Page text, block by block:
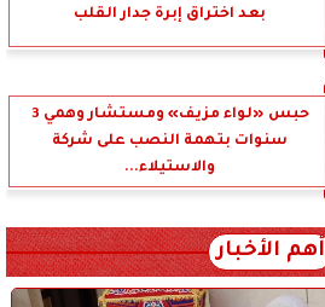
بعد اختراق إبرة جدار القلب
حبس «لواء مزيف» ومستشار وهمي 3
سنوات بتهمة النصب على شركة
والاستيلاء...
أهم الأخبار